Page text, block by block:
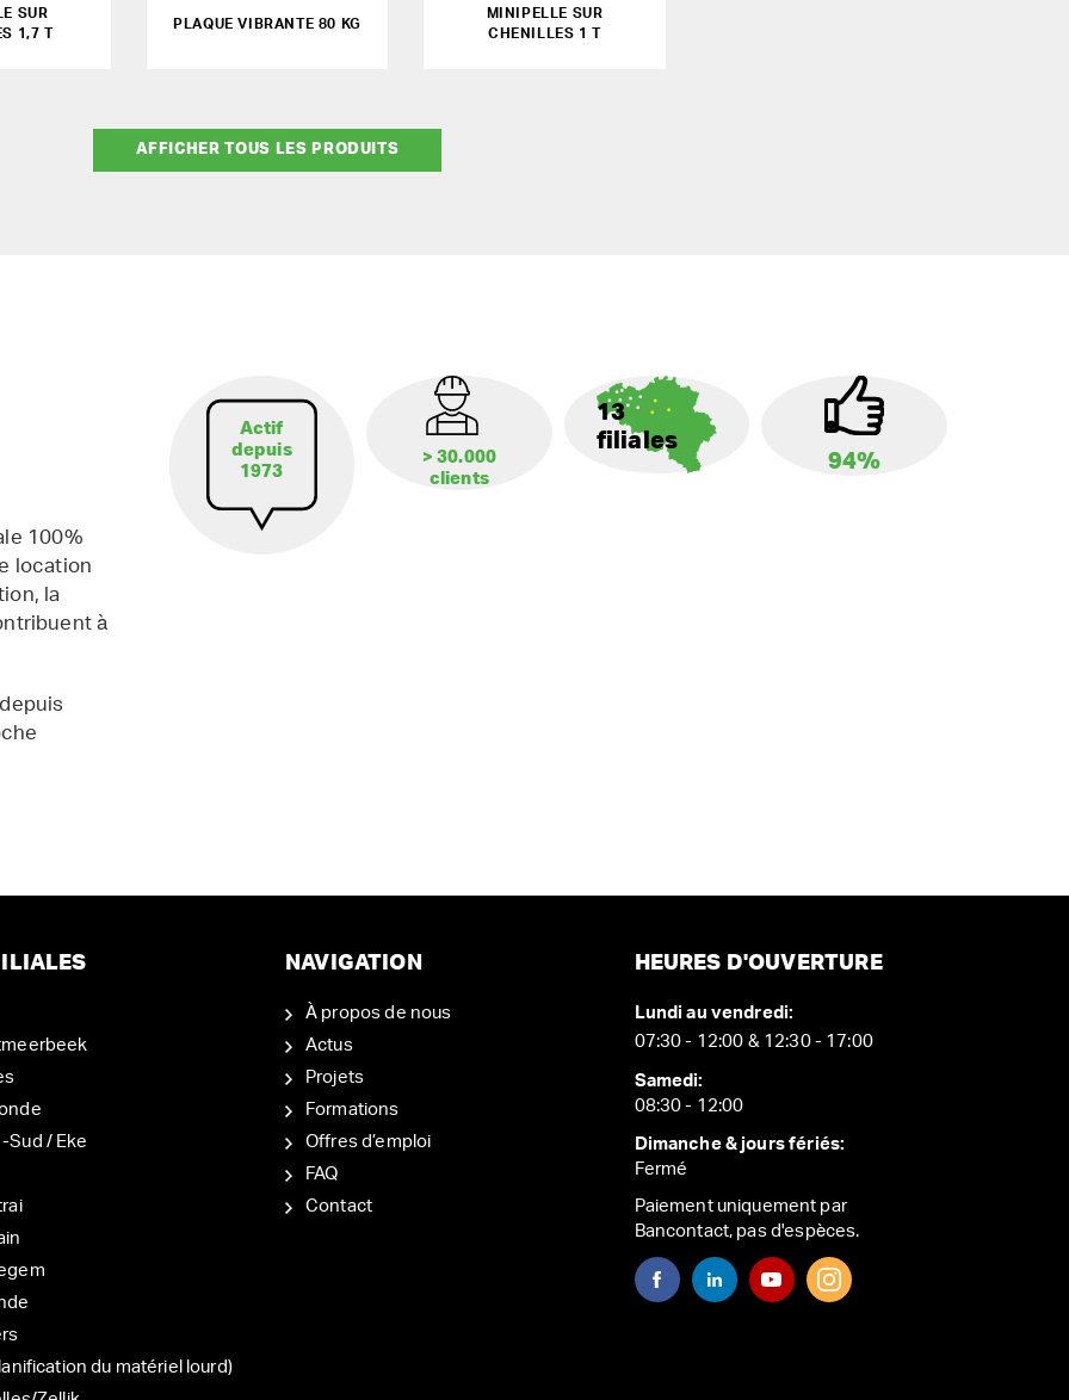
SUR
1,7 T
PLAQUE VIBRANTE 80 KG
MINIPELLE SUR
CHENILLES 1 T
AFFICHER TOUS LES PRODUITS
100%
location
la
à
Actif
depuis
1973
> 30.000
clients
13
filiales
94%
Sud / Eke
du matériel lourd)
NAVIGATION
À propos de nous
Actus
Projets
Formations
Offres d’emploi
FAQ
Contact
HEURES D'OUVERTURE
Lundi au vendredi:
07:30 - 12:00 & 12:30 - 17:00
Samedi:
08:30 - 12:00
Dimanche & jours fériés:
Fermé
Paiement uniquement par
Bancontact, pas d'espèces.